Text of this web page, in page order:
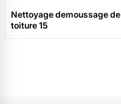
Nettoyage demoussage de
toiture 15